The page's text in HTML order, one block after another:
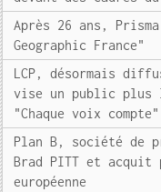
Après 26 ans,
Geographic France"
LCP, désormais
vise un public plus
"Chaque voix compte"
Plan B, société de
Brad PITT et acquit
européenne